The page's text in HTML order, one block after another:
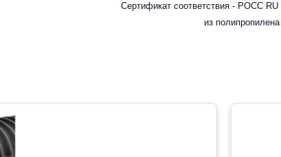
Сертификат соответствия - РОСС
из